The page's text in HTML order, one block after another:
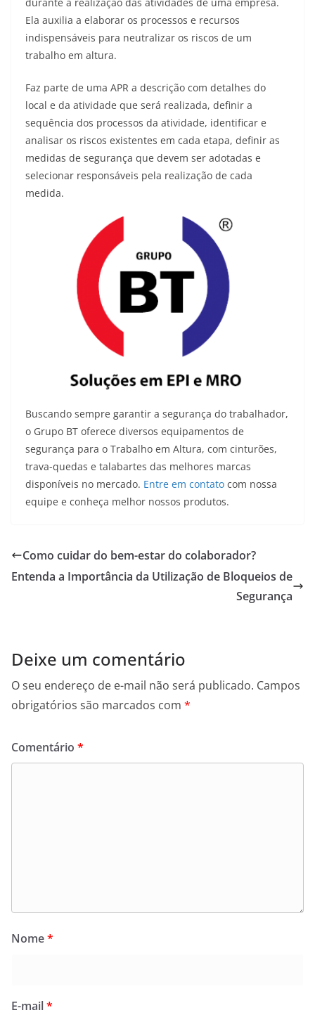
Ela auxilia a elaborar os processos e recursos
indispensáveis para neutralizar os riscos de um
trabalho em altura.
Faz parte de uma APR a descrição com detalhes do
local e da atividade que será realizada, definir a
sequência dos processos da atividade, identificar e
analisar os riscos existentes em cada etapa, definir as
medidas de segurança que devem ser adotadas e
selecionar responsáveis pela realização de cada
medida.
Buscando sempre garantir a segurança do trabalhador,
o Grupo BT oferece diversos equipamentos de
segurança para o Trabalho em Altura, com cinturões,
trava-quedas e talabartes das melhores marcas
disponíveis no mercado. Entre em contato com nossa
equipe e conheça melhor nossos produtos.
Como cuidar do bem-estar do colaborador?
Entenda a Importância da Utilização de Bloqueios de
Segurança
Deixe um comentário
O seu endereço de e-mail não será publicado. Campos
obrigatórios são marcados com *
Comentário *
Nome*
E-mail*